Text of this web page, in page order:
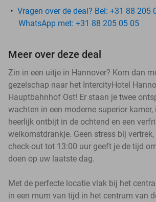
Vragen over de deal? Bel: +31 88 205
WhatsApp met: +31 88 205 05 05
Meer over deze deal
Zin in een uitje in Hannover? Kom dan
gezelschap naar het IntercityHotel
Hauptbahnhof Ost! Er staan je twee
wachten in een moderne superior kamer,
heerlijk ontbijt in de ochtend en een
welkomstdrankje. Geen stress bij
check-out tot 13:00 uur geeft je de tijd
doen op uw laatste dag.
Met de perfecte locatie vlak bij het
in een mum van tijd in het centrum van